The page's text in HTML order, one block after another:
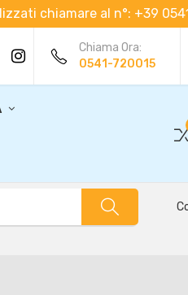
chiamare al n°: +39
Chiama Ora:
0541-720015